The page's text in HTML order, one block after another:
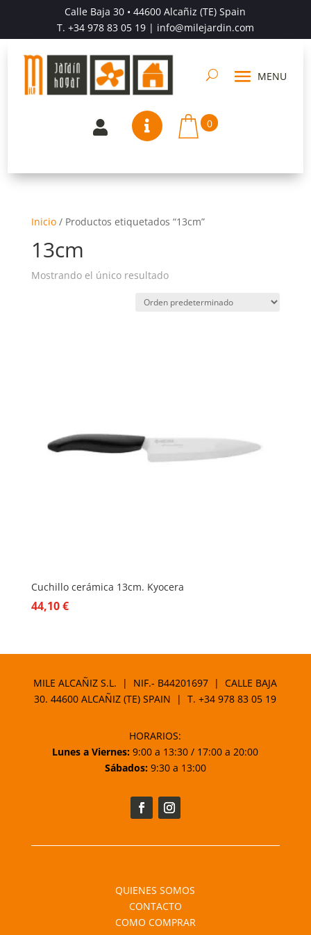
Calle Baja 30 • 44600 Alcañiz (TE) Spain
T. +34 978 83 05 19| info@milejardin.com
  0
Inicio/ Productos etiquetados “13cm”
13cm
Mostrando el único resultado
Cuchillo cerámica 13cm. Kyocera
44,10€
MILE ALCAÑIZ S.L. | NIF.- B44201697 | CALLE BAJA
30. 44600 ALCAÑIZ (TE) SPAIN | T.+34 978 83 05 19
HORARIOS:
Lunes a Viernes: 9:00 a 13:30 / 17:00 a 20:00
Sábados:9:30 a 13:00
QUIENES SOMOS
CONTACTO
COMO COMPRAR